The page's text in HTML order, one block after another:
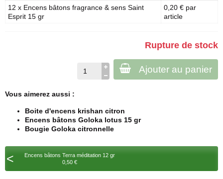
12 x Encens bâtons fragrance & sens Saint
Esprit 15 gr
0,20 € par
article
Rupture de stock
Ajouter au panier
Vous aimerez aussi :
Boite d'encens krishan citron
Encens bâtons Goloka lotus 15 gr
Bougie Goloka citronnelle
<
Encens bâtons Terra méditation 12 gr
0,50 €